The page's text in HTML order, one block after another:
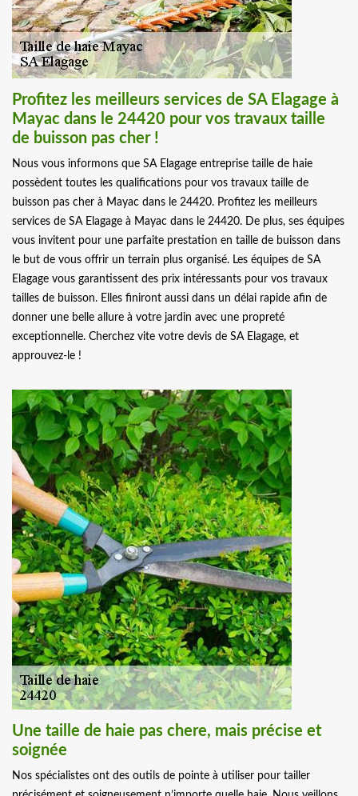
Profitez les meilleurs services de SA Elagage à
Mayac dans le 24420 pour vos travaux taille
de buisson pas cher !
Nous vous informons que SA Elagage entreprise taille de haie
possèdent toutes les qualifications pour vos travaux taille de
buisson pas cher à Mayac dans le 24420. Profitez les meilleurs
services de SA Elagage à Mayac dans le 24420. De plus, ses équipes
vous invitent pour une parfaite prestation en taille de buisson dans
le but de vous offrir un terrain plus organisé. Les équipes de SA
Elagage vous garantissent des prix intéressants pour vos travaux
tailles de buisson. Elles finiront aussi dans un délai rapide afin de
donner une belle allure à votre jardin avec une propreté
exceptionnelle. Cherchez vite votre devis de SA Elagage, et
approuvez-le !
Une taille de haie pas chere, mais précise et
soignée
Nos spécialistes ont des outils de pointe à utiliser pour tailler